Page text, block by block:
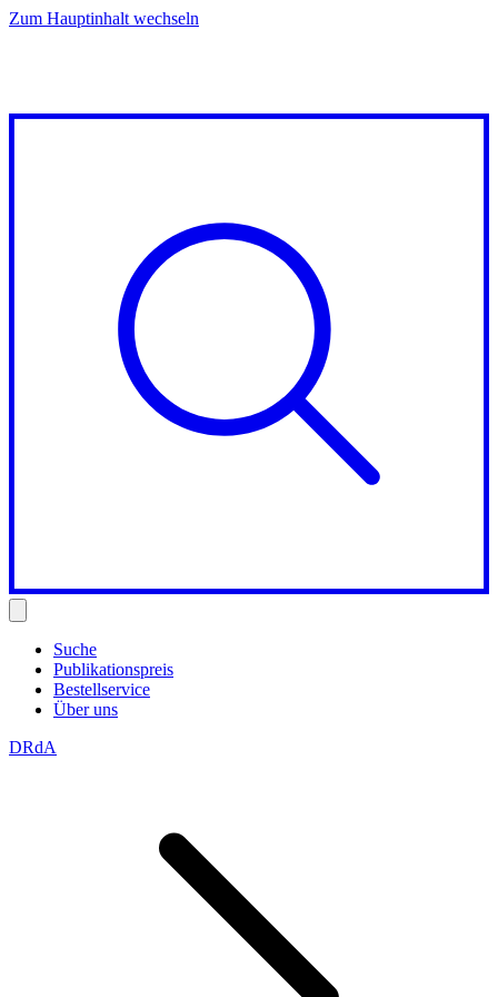
Zum Hauptinhalt wechseln
Suche
Publikationspreis
Bestellservice
Über uns
DRdA